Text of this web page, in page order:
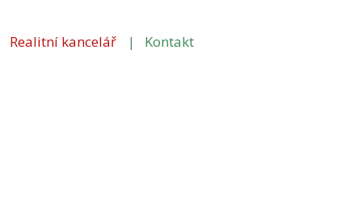
Realitní kancelář Kontakt